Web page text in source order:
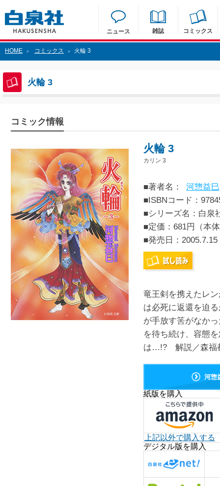
ニュース 雑誌 コミックス
HOME > コミックス > 火輪 3
火輪 3
コミック情報
火輪 3
カリン 3
■著者名：
河惣益巳
■ISBNコード：
■シリーズ名：白泉
■定価：681円（本
■発売日： 2005.7.15
竜王剣を携えたレ
は必死に返還を迫
が手放す筈がなか
を待ち続け、容態
は…!? 解説／森福
河惣
紙版を購入
上記以外で購入する
デジタル版を購入